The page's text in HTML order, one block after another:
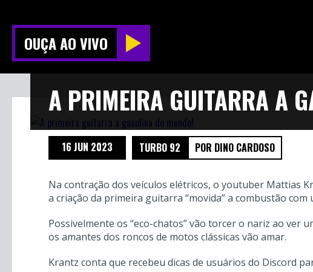
OUÇA AO VIVO
A PRIMEIRA GUITARRA A
16 JUN 2023 TURBO 92 POR DINO CARDOSO
Na contração dos veículos elétricos, o youtuber Mattias
a criação da primeira guitarra “movida” a combustão
Possivelmente os “eco-chatos” vão torcer o nariz ao ver
os amantes dos roncos de motos clássicas vão amar.
Krantz conta que recebeu dicas de usuários do Discord